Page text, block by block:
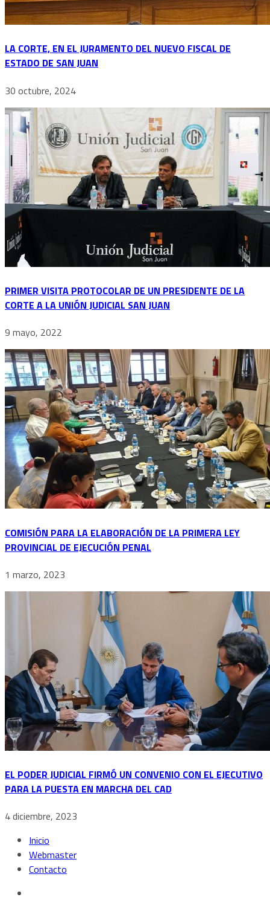
LA CORTE, EN EL JURAMENTO DEL NUEVO FISCAL DE
ESTADO DE SAN JUAN
30 octubre, 2024
PRIMER VISITA PROTOCOLAR DE UN PRESIDENTE DE LA
CORTE A LA UNIÓN JUDICIAL SAN JUAN
9 mayo, 2022
COMISIÓN PARA LA ELABORACIÓN DE LA PRIMERA LEY
PROVINCIAL DE EJECUCIÓN PENAL
1 marzo, 2023
EL PODER JUDICIAL FIRMÓ UN CONVENIO CON EL EJECUTIVO
PARA LA PUESTA EN MARCHA DEL CAD
4 diciembre, 2023
Inicio
Webmaster
Contacto